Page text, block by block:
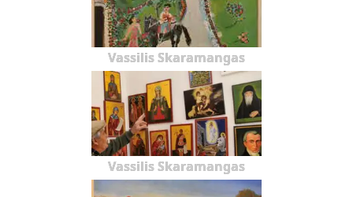
Vassilis Skaramangas
Vassilis Skaramangas